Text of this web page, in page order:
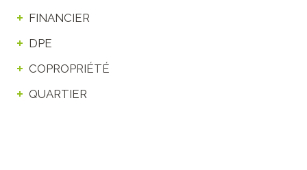
FINANCIER
DPE
COPROPRIÉTÉ
QUARTIER